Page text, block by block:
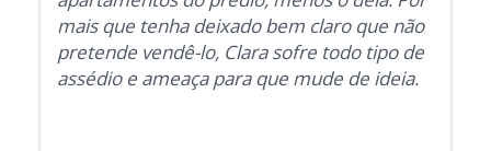
mais que tenha deixado bem claro que não
pretende vendê-lo, Clara sofre todo tipo de
assédio e ameaça para que mude de ideia.